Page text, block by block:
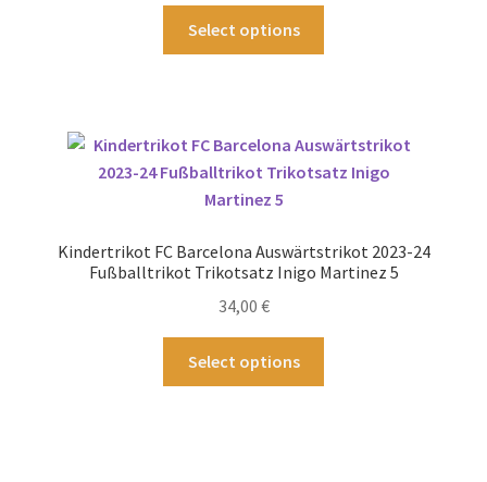
gewählt
Select options
auf.
Die
auf
gewählt
Kindertrikot FC Barcelona Auswärtstrikot 2023-24
Fußballtrikot Trikotsatz Inigo Martinez 5
34,00 €
Select options